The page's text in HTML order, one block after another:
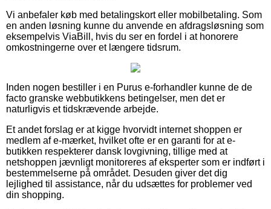
Vi anbefaler køb med betalingskort eller mobilbetaling. Som
en anden løsning kunne du anvende en afdragsløsning som
eksempelvis ViaBill, hvis du ser en fordel i at honorere
omkostningerne over et længere tidsrum.
Inden nogen bestiller i en Purus e-forhandler kunne de de
facto granske webbutikkens betingelser, men det er
naturligvis et tidskrævende arbejde.
Et andet forslag er at kigge hvorvidt internet shoppen er
medlem af e-mærket, hvilket ofte er en garanti for at e-
butikken respekterer dansk lovgivning, tillige med at
netshoppen jævnligt monitoreres af eksperter som er indført i
bestemmelserne på området. Desuden giver det dig
lejlighed til assistance, når du udsættes for problemer ved
din shopping.